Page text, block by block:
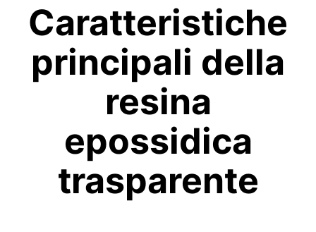
Caratteristiche
principali della
resina
epossidica
trasparente